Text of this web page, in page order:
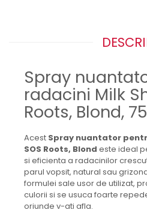
Spray
radacini Milk
Roots, Blond,
Acest Spray nuantator
SOS Roots, Blond este ideal
si eficienta a radacinilor
parul vopsit, natural sau
formulei sale usor de utilizat,
culorii si se usuca foarte
oriunde v-ati afla.